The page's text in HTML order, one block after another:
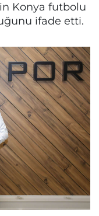
Konya futbolu
ifade etti.